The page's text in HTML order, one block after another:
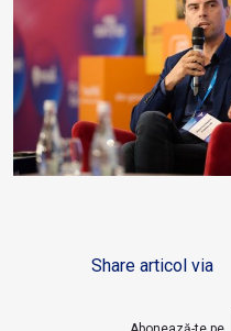
Share articol via